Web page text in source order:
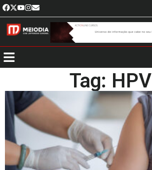
Tag: HPV